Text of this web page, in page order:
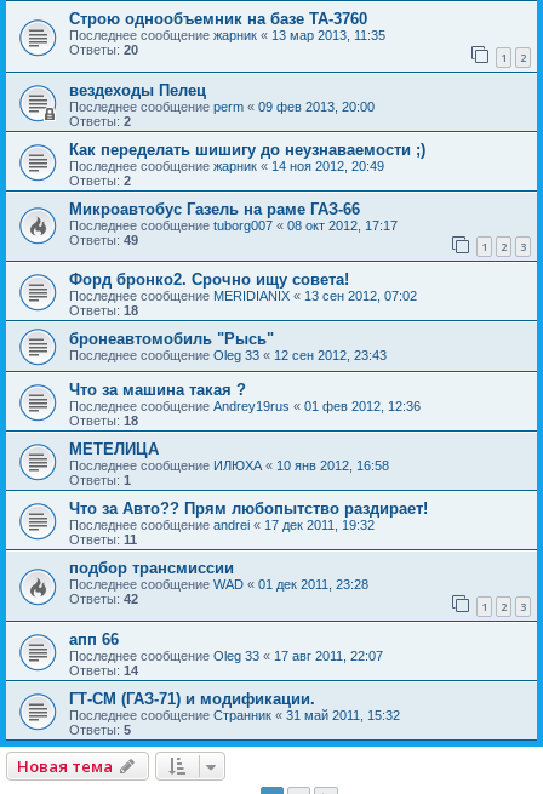
Строю однообъемник на базе ТА-3760
Последнее сообщение жарник « 13 мар 2013, 11:35
Ответы: 20 1 2
вездеходы Пелец
Последнее сообщение perm « 09 фев 2013, 20:00
Ответы: 2
Как переделать шишигу до неузнаваемости ;)
Последнее сообщение жарник « 14 ноя 2012, 20:49
Ответы: 2
Микроавтобус Газель на раме ГАЗ-66
Последнее сообщение tuborg007 « 08 окт 2012, 17:17
Ответы: 49 1 2 3
Форд бронко2. Срочно ищу совета!
Последнее сообщение MERIDIANIX « 13 сен 2012, 07:02
Ответы: 18
бронеавтомобиль "Рысь"
Последнее сообщение Oleg 33 « 12 сен 2012, 23:43
Что за машина такая ?
Последнее сообщение Andrey19rus « 01 фев 2012, 12:36
Ответы: 18
МЕТЕЛИЦА
Последнее сообщение ИЛЮХА « 10 янв 2012, 16:58
Ответы: 1
Что за Авто?? Прям любопытство раздирает!
Последнее сообщение andrei « 17 дек 2011, 19:32
Ответы: 11
подбор трансмиссии
Последнее сообщение WAD « 01 дек 2011, 23:28
Ответы: 42 1 2 3
апп 66
Последнее сообщение Oleg 33 « 17 авг 2011, 22:07
Ответы: 14
ГТ-СМ (ГАЗ-71) и модификации.
Последнее сообщение Странник « 31 май 2011, 15:32
Ответы: 5
Новая тема